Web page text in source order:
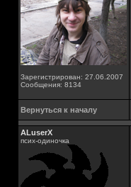
Зарегистрирован: 27.06.2007
Сообщения: 8134
Вернуться к началу
ALuserX
псих-одиночка